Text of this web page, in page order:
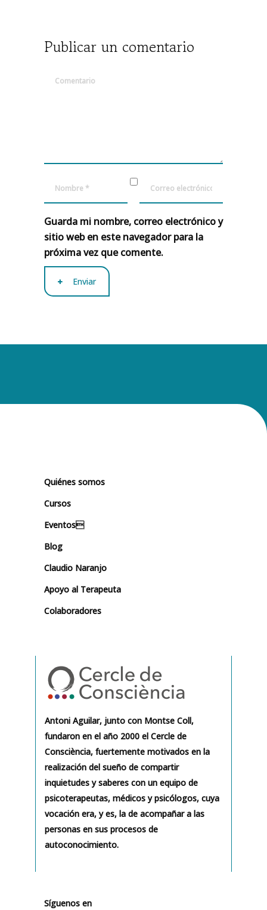
Publicar un comentario
Guarda mi nombre, correo electrónico y
sitio web en este navegador para la
próxima vez que comente.
Enviar
Quiénes somos
Cursos
Eventos
Blog
Claudio Naranjo
Apoyo al Terapeuta
Colaboradores
Antoni Aguilar, junto con Montse Coll,
fundaron en el año 2000 el Cercle de
Consciència, fuertemente motivados en la
realización del sueño de compartir
inquietudes y saberes con un equipo de
psicoterapeutas, médicos y psicólogos, cuya
vocación era, y es, la de acompañar a las
personas en sus procesos de
autoconocimiento.
Síguenos en